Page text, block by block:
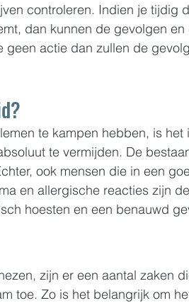
controleren. Indien je tijdig
dan kunnen de gevolgen
actie dan zullen de
te kampen hebben, is het
te vermijden. De
ook mensen die in een
en allergische reacties zijn
hoesten en een benauwd
zijn er een aantal zaken
toe. Zo is het belangrijk om